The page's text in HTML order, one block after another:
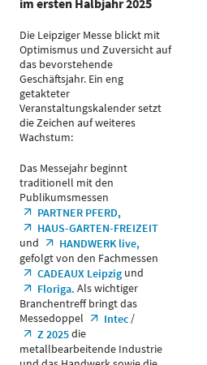
im ersten Halbjahr 2025
Die Leipziger Messe blickt mit
Optimismus und Zuversicht auf
das bevorstehende
Geschäftsjahr. Ein eng
getakteter
Veranstaltungskalender setzt
die Zeichen auf weiteres
Wachstum:
Das Messejahr beginnt
traditionell mit den
Publikumsmessen
PARTNER PFERD,
HAUS-GARTEN-FREIZEIT
und
HANDWERK live,
gefolgt von den Fachmessen
CADEAUX Leipzigund
Floriga. Als wichtiger
Branchentreff bringt das
Messedoppel
Intec/
Z 2025die
metallbearbeitende Industrie